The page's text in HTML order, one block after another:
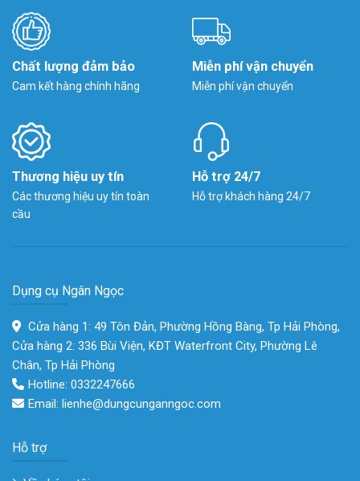
Chất lượng đảm bảo
Cam kết hàng chính hãng
Miễn phí vận chuyển
Miễn phí vận chuyển
Thương hiệu uy tín
Các thương hiệu uy tín toàn
cầu
Hỗ trợ 24/7
Hỗ trợ khách hàng 24/7
Dụng cụ Ngân Ngọc
Cửa hàng 1: 49 Tôn Đản, Phường Hồng Bàng, Tp Hải Phòng,
Cửa hàng 2: 336 Bùi Viện, KĐT Waterfront City, Phường Lê
Chân, Tp Hải Phòng
Hotline: 0332247666
Email: lienhe@dungcunganngoc.com
Hỗ trợ